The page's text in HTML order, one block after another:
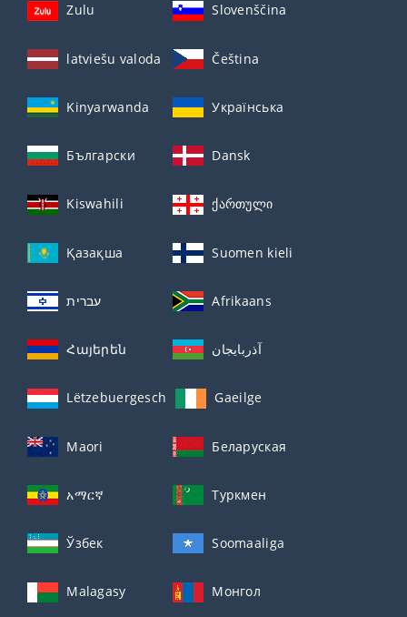
Zulu Slovenščina
latviešu valoda Čeština
Kinyarwanda Українська
Български Dansk
Kiswahili ქართული
Қазақша Suomen kieli
עברית Afrikaans
Հայերեն آذربايجان
Lëtzebuergesch Gaeilge
Maori Беларуская
አማርኛ Туркмен
Ўзбек Soomaaliga
Malagasy Монгол